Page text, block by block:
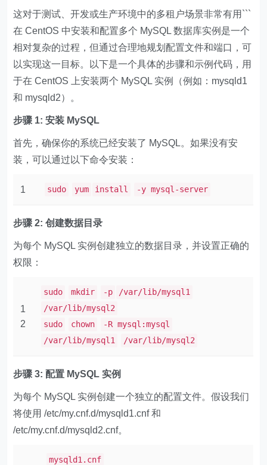
这对于测试、开发或生产环境中的多租户场景非常有用```
在 CentOS 中安装和配置多个 MySQL 数据库实例是一个
相对复杂的过程，但通过合理地规划配置文件和端口，可
以实现这一目标。以下是一个具体的步骤和示例代码，用
于在 CentOS 上安装两个 MySQL 实例（例如：​​mysqld1​​​
和 ​​mysqld2​​）。
步骤 1: 安装 MySQL
首先，确保你的系统已经安装了 MySQL。如果没有安
装，可以通过以下命令安装：
1 sudo yum install -y mysql-server
步骤 2: 创建数据目录
为每个 MySQL 实例创建独立的数据目录，并设置正确的
权限：
1
2
sudo mkdir -p
/var/lib/mysql1
/var/lib/mysql2
sudo
chown
-R mysql:mysql
/var/lib/mysql1
/var/lib/mysql2
步骤 3: 配置 MySQL 实例
为每个 MySQL 实例创建一个独立的配置文件。假设我们
将使用 ​​/etc/my.cnf.d/mysqld1.cnf​​ 和 ​​
/etc/my.cnf.d/mysqld2.cnf​​。
mysqld1.cnf